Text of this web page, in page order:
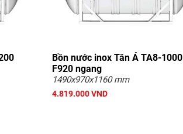
Bồn nước inox Tân Á TA8-1000
F920 ngang
1490x970x1160 mm
4.819.000 VND